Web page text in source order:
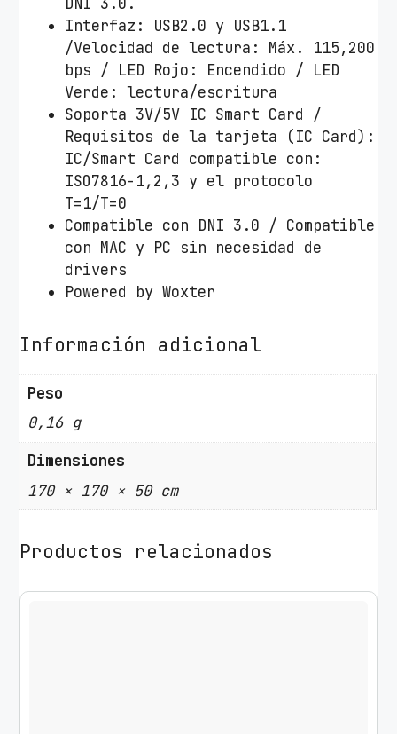
Interfaz: USB2.0 y USB1.1
/Velocidad de lectura: Máx. 115,200
bps / LED Rojo: Encendido / LED
Verde: lectura/escritura
Soporta 3V/5V IC Smart Card /
Requisitos de la tarjeta (IC Card):
IC/Smart Card compatible con:
ISO7816-1,2,3 y el protocolo
T=1/T=0
Compatible con DNI 3.0 / Compatible
con MAC y PC sin necesidad de
drivers
Powered by Woxter
Información adicional
Peso
0,16 g
Dimensiones
170 × 170 × 50 cm
Productos relacionados